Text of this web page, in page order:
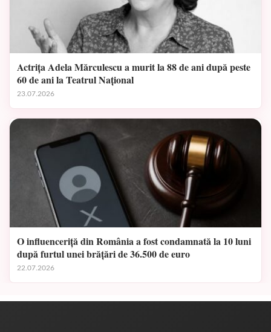
Actrița Adela Mărculescu a murit la 88 de ani după peste
60 de ani la Teatrul Național
23.07.2026
O influenceriță din România a fost condamnată la 10 luni
după furtul unei brățări de 36.500 de euro
22.07.2026